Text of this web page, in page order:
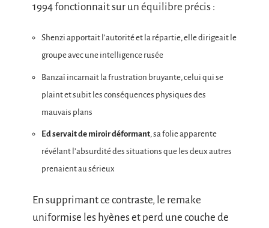
1994 fonctionnait sur un équilibre précis :
Shenzi apportait l’autorité et la répartie, elle dirigeait le
groupe avec une intelligence rusée
Banzaï incarnait la frustration bruyante, celui qui se
plaint et subit les conséquences physiques des
mauvais plans
Ed servait de miroir déformant, sa folie apparente
révélant l’absurdité des situations que les deux autres
prenaient au sérieux
En supprimant ce contraste, le remake
uniformise les hyènes et perd une couche de